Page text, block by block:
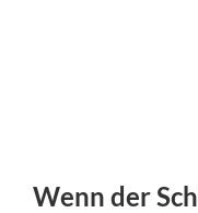
Wenn der